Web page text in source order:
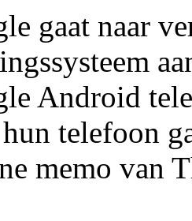
gaat naar
Android
telefoon
memo van